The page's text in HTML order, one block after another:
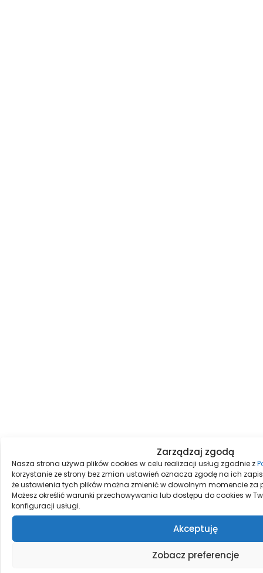
Zarządzaj zgodą
Nasza strona używa plików cookies w celu realizacji usług zgodnie z
korzystanie ze strony bez zmian ustawień oznacza zgodę na ich
że ustawienia tych plików można zmienić w dowolnym momencie
Możesz określić warunki przechowywania lub dostępu do cookies w
konfiguracji usługi.
Akceptuję
Zobacz preferencje